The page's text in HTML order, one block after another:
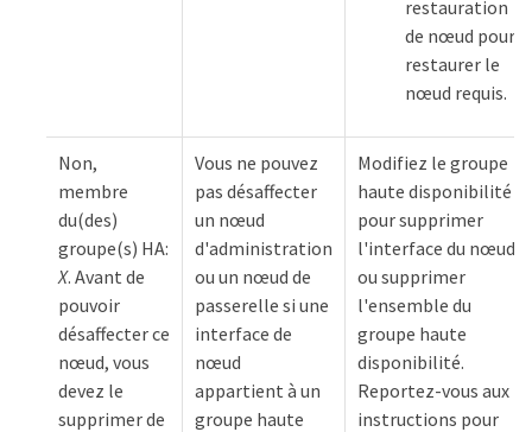
restauration
de nœud pour
restaurer le
nœud requis.
Non,
membre
du(des)
groupe(s) HA:
X. Avant de
pouvoir
désaffecter ce
nœud, vous
devez le
supprimer de
Vous ne pouvez
pas désaffecter
un nœud
d'administration
ou un nœud de
passerelle si une
interface de
nœud
appartient à un
groupe haute
Modifiez le groupe
haute disponibilité
pour supprimer
l'interface du nœud
ou supprimer
l'ensemble du
groupe haute
disponibilité.
Reportez-vous aux
instructions pour